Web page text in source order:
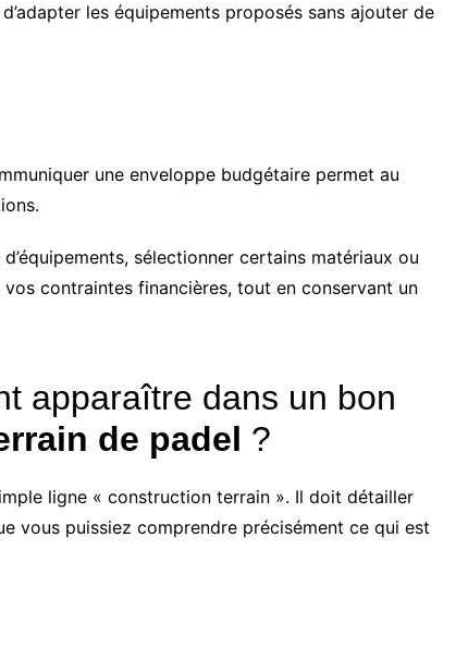
les équipements proposés sans ajouter de
une enveloppe budgétaire permet au
sélectionner certains matériaux ou
contraintes financières, tout en conservant un
apparaître dans un bon
de padel ?
ligne « construction terrain ». Il doit détailler
vous puissiez comprendre précisément ce qui est